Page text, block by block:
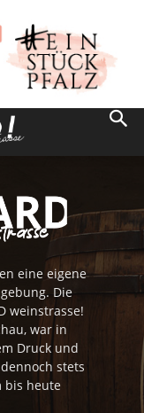
eine eigene
Die
weinstrasse!
war in
Druck und
stets
bis heute